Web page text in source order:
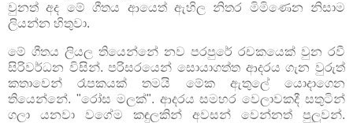
වුනත් අද මේ ගීතය ආයෙත් ඇහිල නිතර මිමිණෙන නිසාම
ලියන්න හිතුවා.
මේ ගීතය ලියල තියෙන්නේ නව පරපුරේ රචකයෙක් වුන රවී
සිරිවර්ධන විසින්. පරිසරයෙන් සොයාගත්ත ආදරය ගැන වුරුත්
කතාවෙන් රෑපකයක් තමයි මේක ඇතුලේ යොදාගෙන
තියෙන්නේ. "රෝස මලක්". ආදරය සමහර වෙලාවකදී සතුටින්
ගලා යනවා වගේම කඳුලකින් අවසන් වෙන්නත් පුලුවන්.